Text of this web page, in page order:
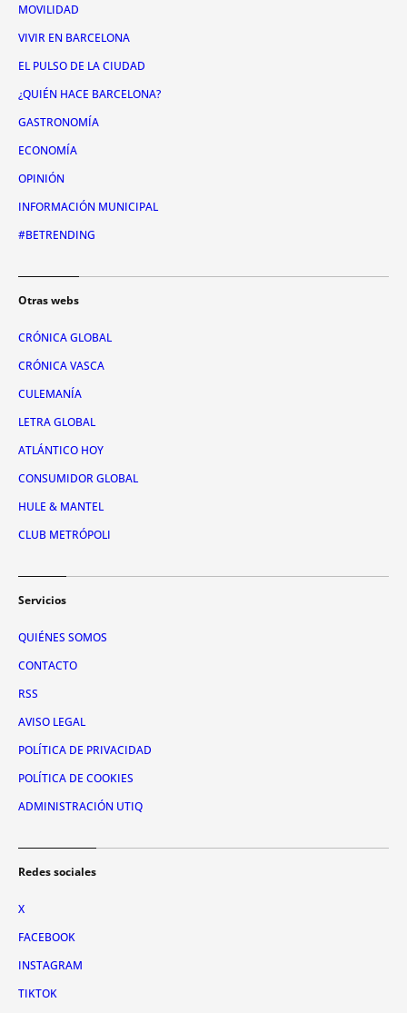
MOVILIDAD
VIVIR EN BARCELONA
EL PULSO DE LA CIUDAD
¿QUIÉN HACE BARCELONA?
GASTRONOMÍA
ECONOMÍA
OPINIÓN
INFORMACIÓN MUNICIPAL
#BETRENDING
Otras webs
CRÓNICA GLOBAL
CRÓNICA VASCA
CULEMANÍA
LETRA GLOBAL
ATLÁNTICO HOY
CONSUMIDOR GLOBAL
HULE & MANTEL
CLUB METRÓPOLI
Servicios
QUIÉNES SOMOS
CONTACTO
RSS
AVISO LEGAL
POLÍTICA DE PRIVACIDAD
POLÍTICA DE COOKIES
ADMINISTRACIÓN UTIQ
Redes sociales
X
FACEBOOK
INSTAGRAM
TIKTOK